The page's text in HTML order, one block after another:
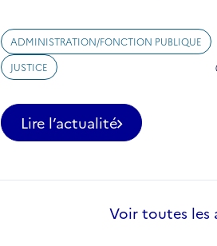
ADMINISTRATION/FONCTION PUBLIQUE
JUSTICE
Lire l’actualité
-
Experts
recherchés
Voir toutes les